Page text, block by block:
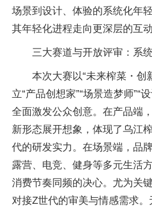
场景到设计、体验的系统化年
其年轻化进程走向更深层的互动
三大赛道与开放评审：系
本次大赛以“未来榨菜・创
立“产品创想家”“场景造梦师”“
全面激发公众创意。在产品端
新形态展开想象，体现了乌江
代的研发实力。在场景端，品
露营、电竞、健身等多元生活
消费节奏同频的决心。尤为关
对接Z世代的审美与情感需求